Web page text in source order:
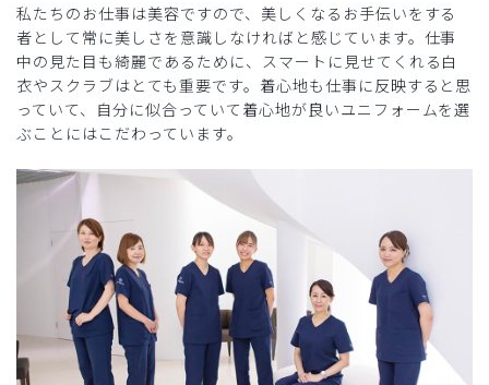
私たちのお仕事は美容ですので、美しくなるお手伝いをする
者として常に美しさを意識しなければと感じています。仕事
中の見た目も綺麗であるために、スマートに見せてくれる白
衣やスクラブはとても重要です。着心地も仕事に反映すると思
っていて、自分に似合っていて着心地が良いユニフォームを選
ぶことにはこだわっています。